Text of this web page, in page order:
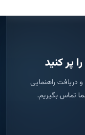
پر کنید
دریافت راهنمایی
تماس بگیریم.